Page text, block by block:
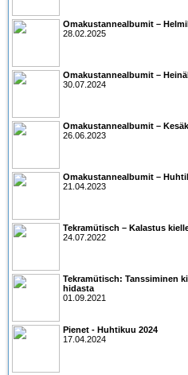
Omakustannealbumit –
28.02.2025
Omakustannealbumit –
30.07.2024
Omakustannealbumit –
26.06.2023
Omakustannealbumit –
21.04.2023
Tekramütisch – Kalastus
24.07.2022
Tekramütisch: Tanssiminen
hidasta
01.09.2021
Pienet - Huhtikuu 2024
17.04.2024